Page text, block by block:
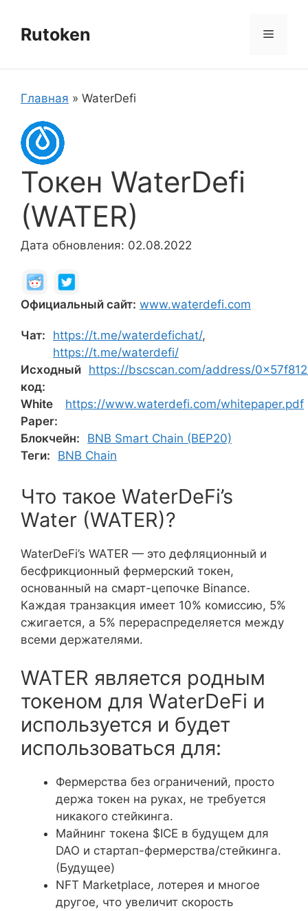
содержимому
Rutoken Меню
Главная » WaterDefi
Токен WaterDefi
(WATER)
Дата обновления: 02.08.2022
Официальный сайт: www.waterdefi.com
Чат: https://t.me/waterdefichat/,
https://t.me/waterdefi/
Исходный
код:
https://bscscan.com/address/
White
Paper:
https://www.waterdefi.com/whitepaper.pdf
Блокчейн:
BNB Smart Chain (BEP20)
Теги:
BNB Chain
Что такое WaterDeFi’s
Water (WATER)?
WaterDeFi’s WATER — это дефляционный и
бесфрикционный фермерский токен,
основанный на смарт-цепочке Binance.
Каждая транзакция имеет 10% комиссию, 5%
сжигается, а 5% перераспределяется между
всеми держателями.
WATER является родным
токеном для WaterDeFi и
используется и будет
использоваться для:
Фермерства без ограничений, просто
держа токен на руках, не требуется
никакого стейкинга.
Майнинг токена $ICE в будущем для
DAO и стартап-фермерства/стейкинга.
(Будущее)
NFT Marketplace, лотерея и многое
другое, что увеличит скорость